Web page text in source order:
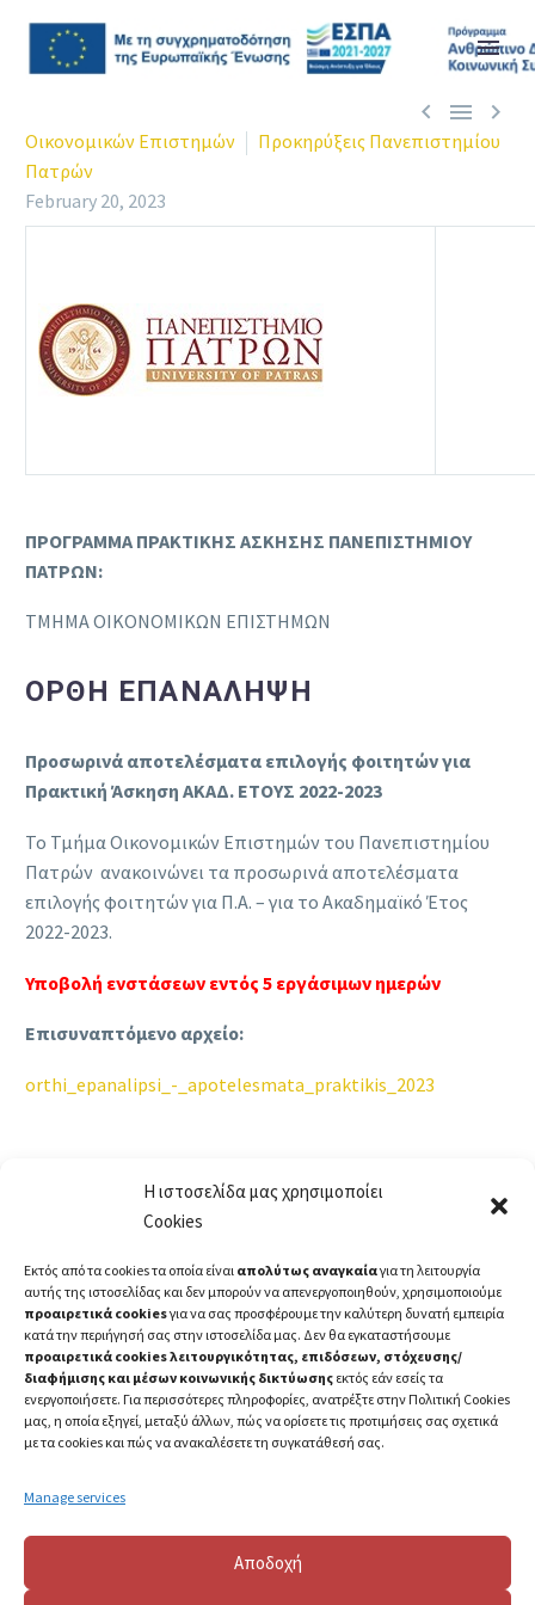
Η ιστοσελίδα μας χρησιμοποίει
Cookies
Εκτός από τα cookies τα οποία είναι απολύτως αναγκαίαγια τη λειτουργία
αυτής της ιστοσελίδας και δεν μπορούν να απενεργοποιηθούν, χρησιμοποιούμε
προαιρετικά cookiesγια να σας προσφέρουμε την καλύτερη δυνατή εμπειρία
κατά την περιήγησή σας στην ιστοσελίδα μας. Δεν θα εγκαταστήσουμε
προαιρετικά cookies λειτουργικότητας, επιδόσεων, στόχευσης/
διαφήμισης και μέσων κοινωνικής δικτύωσης εκτός εάν εσείς τα
ενεργοποιήσετε. Για περισσότερες πληροφορίες, ανατρέξτε στην Πολιτική Cookies
μας, η οποία εξηγεί, μεταξύ άλλων, πώς να ορίσετε τις προτιμήσεις σας σχετικά
με τα cookies και πώς να ανακαλέσετε τη συγκατάθεσή σας.
Manage services
Αποδοχή
  
Οικονομικών Επιστημών
Προκηρύξεις Πανεπιστημίου
Πατρών
February 20, 2023
ΠΡΟΓΡΑΜΜΑ ΠΡΑΚΤΙΚΗΣ ΑΣΚΗΣΗΣ ΠΑΝΕΠΙΣΤΗΜΙΟΥ
ΠΑΤΡΩΝ:
ΤΜΗΜΑ ΟΙΚΟΝΟΜΙΚΩΝ ΕΠΙΣΤΗΜΩΝ
ΟΡΘΗ ΕΠΑΝΑΛΗΨΗ
Προσωρινά αποτελέσματα επιλογής φοιτητών για
Πρακτική Άσκηση ΑΚΑΔ. ΕΤΟΥΣ 2022-2023
Το Τμήμα Οικονομικών Επιστημών του Πανεπιστημίου
Πατρών ανακοινώνει τα προσωρινά αποτελέσματα
επιλογής φοιτητών για Π.Α. – για το Ακαδημαϊκό Έτος
2022-2023.
Υποβολή ενστάσεων εντός 5 εργάσιμων ημερών
Επισυναπτόμενο αρχείο:
orthi_epanalipsi_-_apotelesmata_praktikis_2023